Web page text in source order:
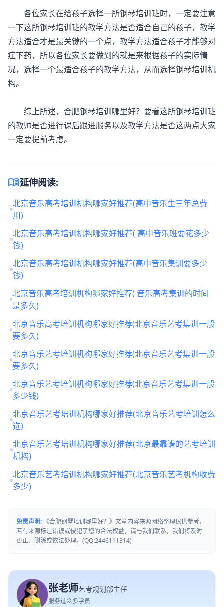
各位家长在给孩子选择一所钢琴培训班时，一定要注意
一下这所钢琴培训班的教学方法是否适合自己的孩子，教学
方法适合才是最关键的一个点，教学方法适合孩子才能够对
症下药，所以各位家长要做到的就是来根据孩子的实际情
况，选择一个最适合孩子的教学方法，从而选择钢琴培训机
构。
综上所述，合肥钢琴培训哪里好？要看这所钢琴培训班
的教师是否进行课后跟进服务以及教学方法是否这两点大家
一定要提前考虑。
menu_book延伸阅读:
北京音乐高考培训机构哪家好推荐(高中音乐生三年总费
用)
北京音乐高考培训机构哪家好推荐( 高中音乐班要花多少
钱)
北京音乐高考培训机构哪家好推荐(高中音乐集训要多少
钱)
北京音乐高考培训机构哪家好推荐( 音乐高考集训的时间
是多久)
北京音乐高考培训机构哪家好推荐(北京音乐艺考集训一般
要多久)
北京音乐艺考培训机构哪家好推荐(北京音乐艺考集训一般
要多久)
北京音乐艺考培训机构哪家好推荐(北京音乐艺考集训一般
多少钱)
北京音乐艺考培训机构哪家好推荐(北京音乐艺考培训怎么
选)
北京音乐艺考培训机构哪家好推荐(北京最靠谱的艺考培训
机构)
北京音乐艺考培训机构哪家好推荐(北京音乐艺考机构收费
多少)
免责声明: 《合肥钢琴培训哪里好？》文章内容来源网络整理仅供参考，
若有来源标注错误或侵犯了您的合法权益，请与我们联系，我们将及时
更正、删除或依法处理。(QQ:2446111314)
张老师艺考规划部主任
服务过众多学员